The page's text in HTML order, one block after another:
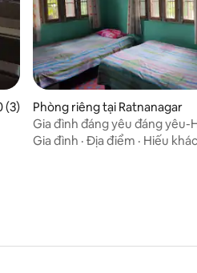
trung bình 5,0/5, 3 đánh giá
(3)
Phòng riêng tại Ratnanagar
Gia đình đáng yêu đáng yêu-
Gia đình · Địa điểm · Hiếu